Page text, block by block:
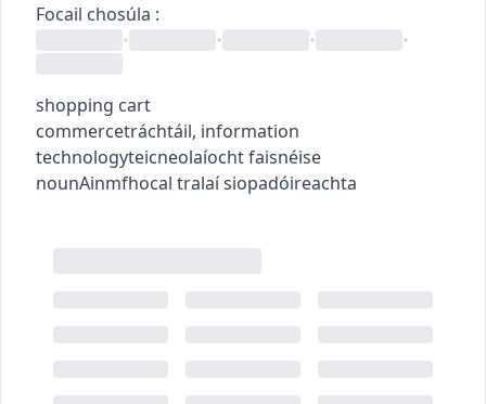
Focail chosúla :
•
• • •
shopping cart
commercetráchtáil, information
technologyteicneolaíocht faisnéise
nounAinmfhocal tralaí siopadóireachta